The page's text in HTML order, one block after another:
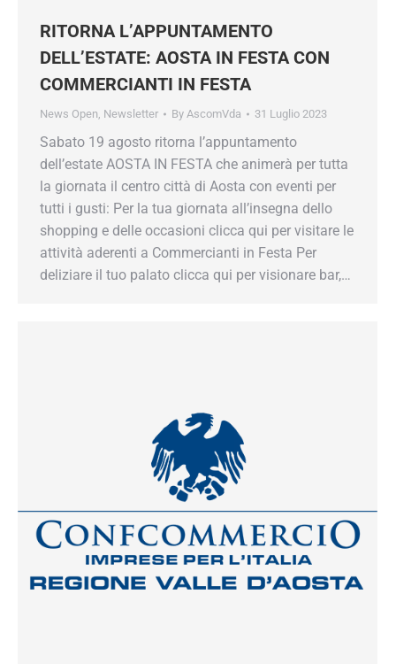
RITORNA L’APPUNTAMENTO
DELL’ESTATE: AOSTA IN FESTA CON
COMMERCIANTI IN FESTA
Newsletter AscomVda 31 Luglio 2023
Sabato 19 agosto ritorna l’appuntamento
dell’estate AOSTA IN FESTA che animerà per
tutta la giornata il centro città di Aosta con
eventi per tutti i gusti: Per la tua giornata
all’insegna dello shopping e delle occasioni
clicca qui per visitare le attività aderenti a
Commercianti in Festa Per deliziare il tuo palato